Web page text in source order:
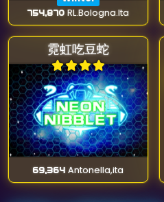
754,870 RL.Bologna.Ita
霓虹吃豆蛇
69,364 Antonella,ita